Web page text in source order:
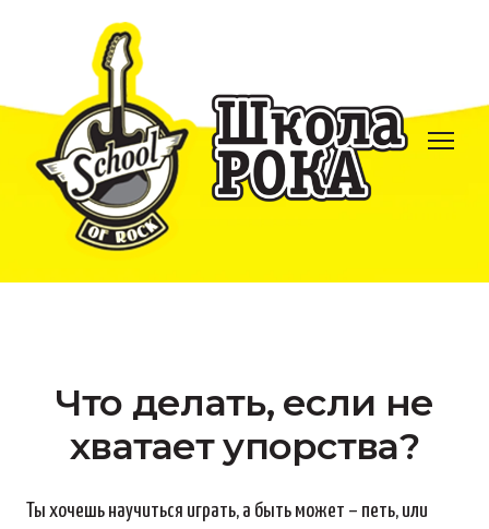
Что делать, если не
хватает упорства?
Ты хочешь научиться играть, а быть может – петь, или